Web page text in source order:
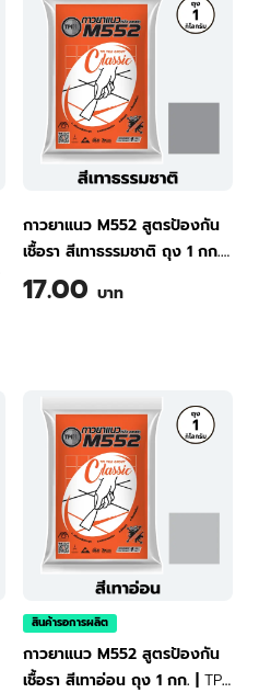
กาวยาแนว M552 สูตรป้องกัน
เชื้อรา สีเทาธรรมชาติ ถุง 1 กก.|
TPI Tile Grout Classic M552
(Natural Gray) 1 kg
17.00 บาท
สินค้ารอการผลิต
กาวยาแนว M552 สูตรป้องกัน
เชื้อรา สีเทาอ่อน ถุง 1 กก. | TPI